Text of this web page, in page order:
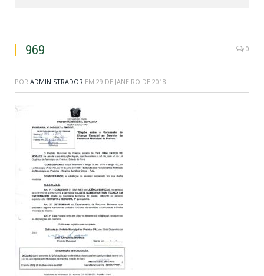
969 0
POR ADMINISTRADOR EM 29 DE JANEIRO DE 2018